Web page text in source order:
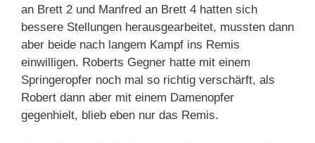
an Brett 2 und Manfred an Brett 4 hatten sich
bessere Stellungen herausgearbeitet, mussten dann
aber beide nach langem Kampf ins Remis
einwilligen. Roberts Gegner hatte mit einem
Springeropfer noch mal so richtig verschärft, als
Robert dann aber mit einem Damenopfer
gegenhielt, blieb eben nur das Remis.